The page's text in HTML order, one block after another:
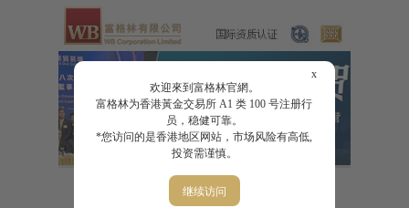
x
欢迎來到富格林官網。
富格林为香港黃金交易所 A1 类 100 号注册行
员，稳健可靠。
*您访问的是香港地区网站，市场风险有高低,
投资需谨慎。
继续访问